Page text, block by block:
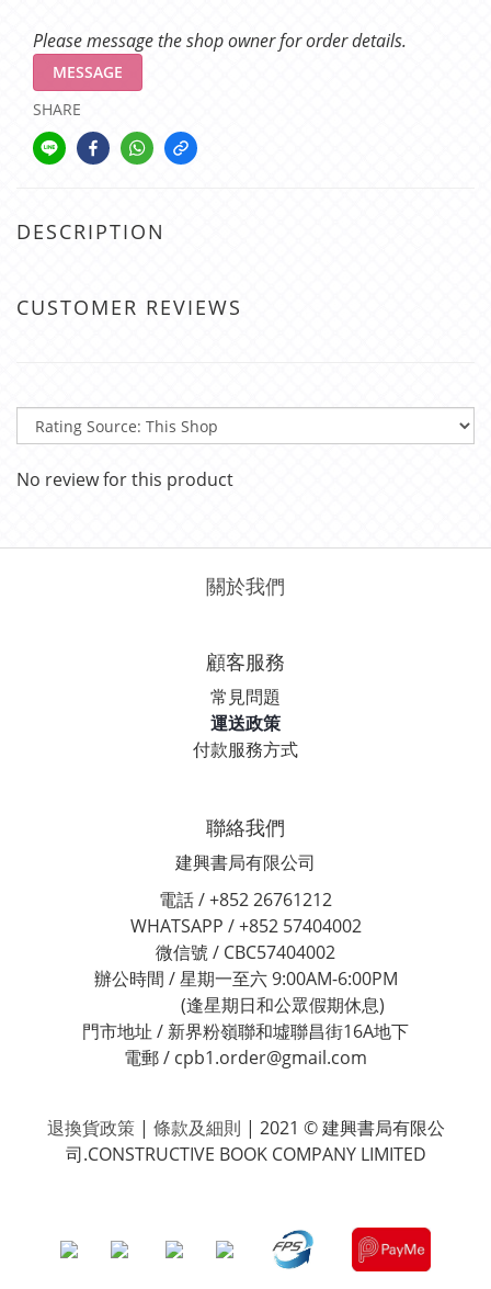
Please message the shop owner for order details.
MESSAGE
SHARE
DESCRIPTION
CUSTOMER REVIEWS
No review for this product
關於我們
顧客服務
常見問題
運送政策
付款服務方式
聯絡我們
建興書局有限公司
電話 / +852 26761212
WHATSAPP / +852 57404002
微信號 / CBC57404002
辦公時間 / 星期一至六 9:00AM-6:00PM
(逢星期日和公眾假期休息)
門市地址 / 新界粉嶺聯和墟聯昌街16A地下
電郵 / cpb1.order@gmail.com
退換貨政策| 條款及細則 | 2021 © 建興書局有限公
司.CONSTRUCTIVE BOOK COMPANY LIMITED